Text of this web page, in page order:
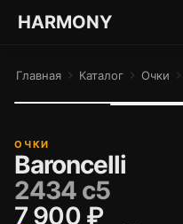
ГАРМОНИЯ ГЛАЗ
HARMONY
Главная chevron_right Каталог chevron_right Очки chevron_right
ОЧКИ
Baroncelli
2434 с5
7 900 ₽